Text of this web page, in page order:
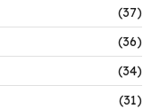
(37)
(36)
(34)
(31)